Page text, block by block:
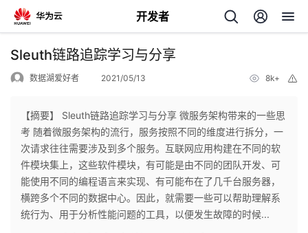
开发者
返
个
人
我
Sleuth链路追踪学习与分享
数据湖爱好者 2021/05/13 8k+
【摘要】 Sleuth链路追踪学习与分享 微服务架构带来的一些思
考​ 随着微服务架构的流行，服务按照不同的维度进行拆分，一
次请求往往需要涉及到多个服务。互联网应用构建在不同的软
件模块集上，这些软件模块，有可能是由不同的团队开发、可
能使用不同的编程语言来实现、有可能布在了几千台服务器，
横跨多个不同的数据中心。因此，就需要一些可以帮助理解系
统行为、用于分析性能问题的工具，以便发生故障的时候...